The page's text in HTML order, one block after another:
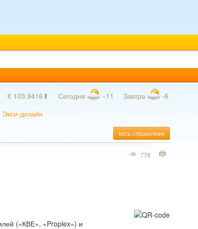
€ 103.9416⬆ Сегодня −11 Завтра -6
Экси-дизайн
весь справочник
(«КВЕ», «Proplex») и
776